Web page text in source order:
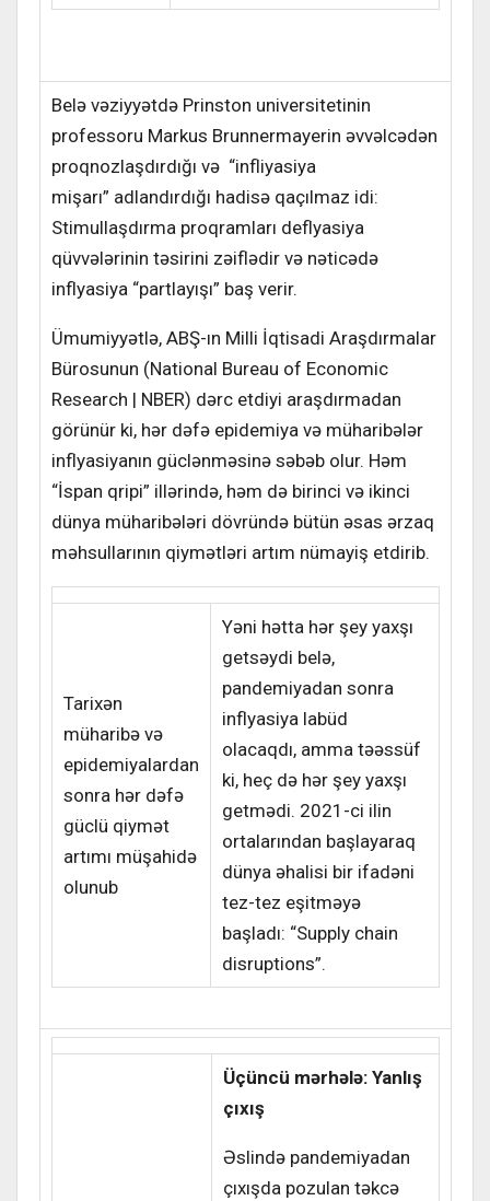
Belə vəziyyətdə Prinston universitetinin
professoru Markus Brunnermayerin əvvəlcədən
proqnozlaşdırdığı və “infliyasiya
mişarı” adlandırdığı hadisə qaçılmaz idi:
Stimullaşdırma proqramları deflyasiya
qüvvələrinin təsirini zəiflədir və nəticədə
inflyasiya “partlayışı” baş verir.
Ümumiyyətlə, ABŞ-ın Milli İqtisadi Araşdırmalar
Bürosunun (National Bureau of Economic
Research | NBER) dərc etdiyi araşdırmadan
görünür ki, hər dəfə epidemiya və müharibələr
inflyasiyanın güclənməsinə səbəb olur. Həm
“İspan qripi” illərində, həm də birinci və ikinci
dünya müharibələri dövründə bütün əsas ərzaq
məhsullarının qiymətləri artım nümayiş etdirib.
Tarixən
müharibə və
epidemiyalardan
sonra hər dəfə
güclü qiymət
artımı müşahidə
olunub
Yəni hətta hər şey yaxşı
getsəydi belə,
pandemiyadan sonra
inflyasiya labüd
olacaqdı, amma təəssüf
ki, heç də hər şey yaxşı
getmədi. 2021-ci ilin
ortalarından başlayaraq
dünya əhalisi bir ifadəni
tez-tez eşitməyə
başladı: “Supply chain
disruptions”.
Üçüncü mərhələ: Yanlış
çıxış
Əslində pandemiyadan
çıxışda pozulan təkcə